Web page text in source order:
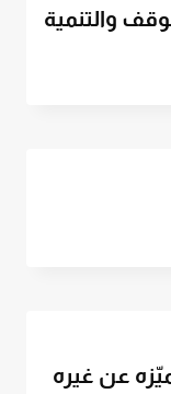
والتنمية
عن غيره